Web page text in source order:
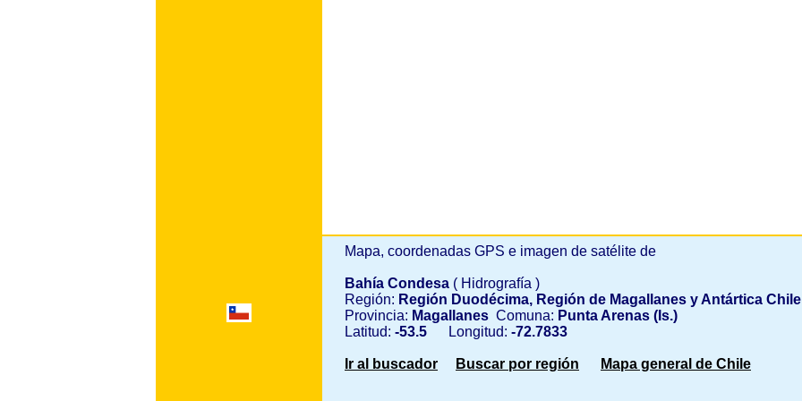
Mapa, coordenadas GPS e imagen de satélite de
Bahía Condesa ( Hidrografía )
Región: Región Duodécima, Región de Magallanes y Antártica
Provincia: Magallanes Comuna: Punta Arenas (Is.)
Latitud: -53.5 Longitud: -72.7833
Ir al buscador Buscar por región Mapa general de Chile